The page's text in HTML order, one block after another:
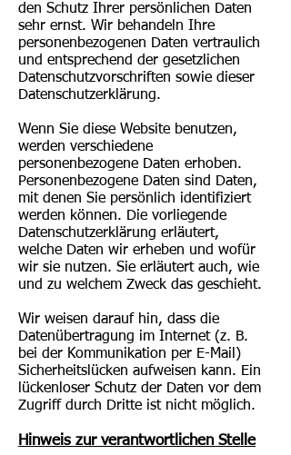
den Schutz Ihrer persönlichen Daten
sehr ernst. Wir behandeln Ihre
personenbezogenen Daten vertraulich
und entsprechend der gesetzlichen
Datenschutzvorschriften sowie dieser
Datenschutzerklärung.
Wenn Sie diese Website benutzen,
werden verschiedene
personenbezogene Daten erhoben.
Personenbezogene Daten sind Daten,
mit denen Sie persönlich identifiziert
werden können. Die vorliegende
Datenschutzerklärung erläutert,
welche Daten wir erheben und wofür
wir sie nutzen. Sie erläutert auch, wie
und zu welchem Zweck das geschieht.
Wir weisen darauf hin, dass die
Datenübertragung im Internet (z. B.
bei der Kommunikation per E-Mail)
Sicherheitslücken aufweisen kann. Ein
lückenloser Schutz der Daten vor dem
Zugriff durch Dritte ist nicht möglich.
Hinweis zur verantwortlichen Stelle